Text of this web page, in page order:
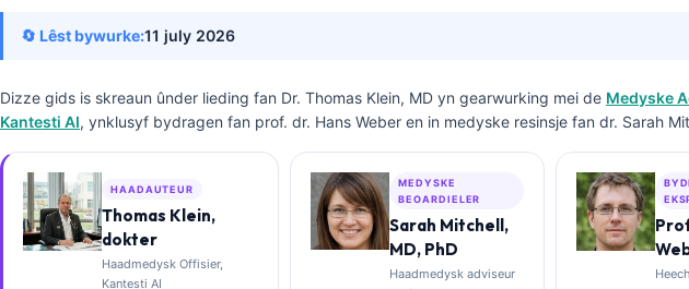
🔄 Lêst bywurke:11 july 2026
Dizze gids is skreaun ûnder lieding fan Dr. Thomas Klein, MD yn gearwurking mei de Medyske
Kantesti AI, ynklusyf bydragen fan prof. dr. Hans Weber en in medyske resinsje fan dr. Sarah
HAADAUTEUR
Thomas Klein,
dokter
Haadmedysk Offisier,
Kantesti AI
MEDYSKE
BEOARDIELER
Sarah Mitchell,
MD, PhD
Haadmedysk adviseur